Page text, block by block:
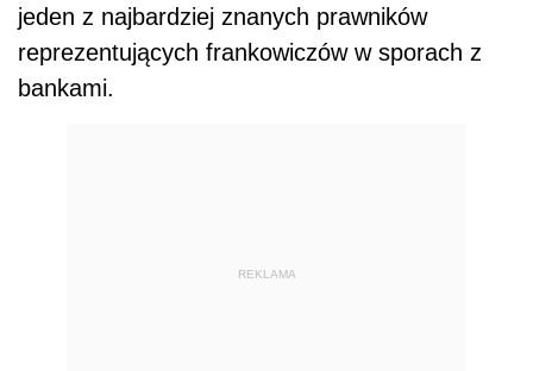
jeden z najbardziej znanych prawników
reprezentujących frankowiczów w sporach z
bankami.
REKLAMA